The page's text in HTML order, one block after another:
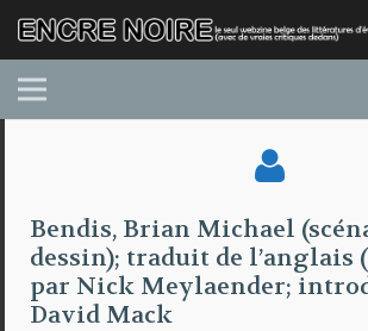
Bendis, Brian Michael
dessin); traduit de l’anglais
par Nick Meylaender;
David Mack